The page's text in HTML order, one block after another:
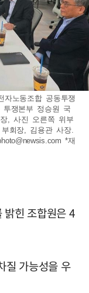
자노동조합 공동투쟁
쟁본부 정승원 국
, 사진 오른쪽 위부
회장, 김용관 사장.
*재
밝힌 조합원은 4
질 가능성을 우